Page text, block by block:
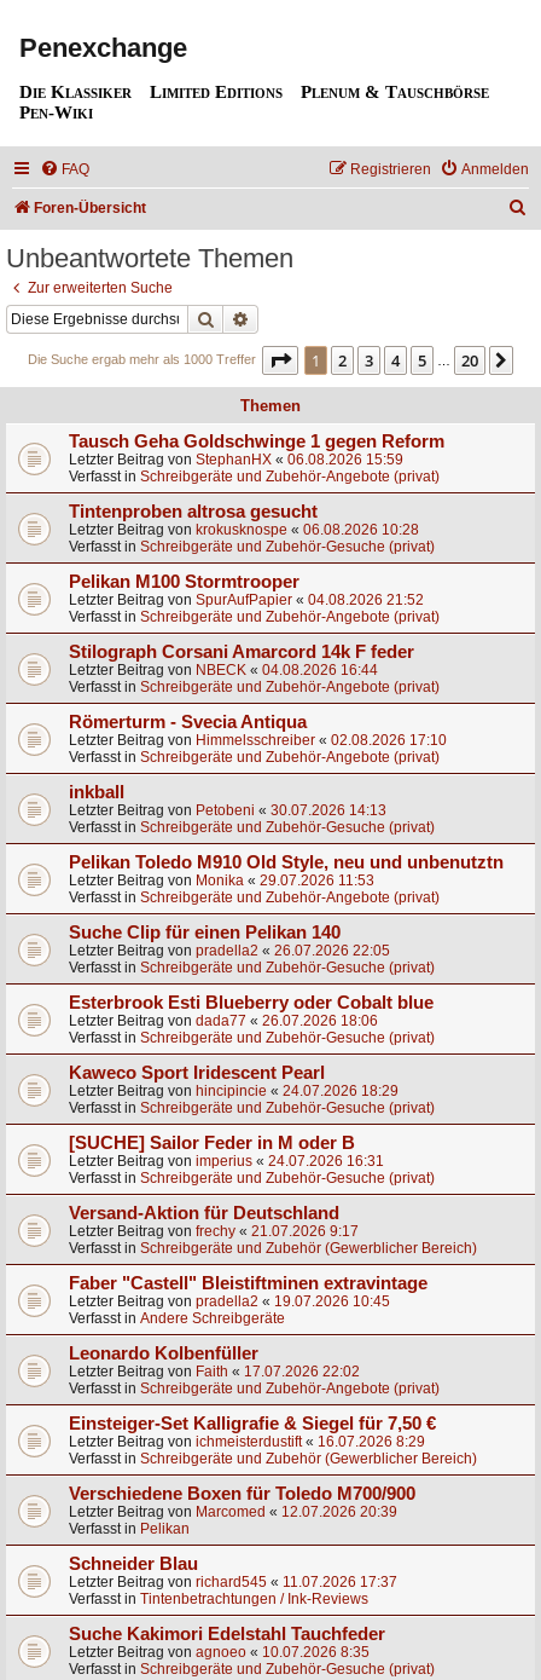
Penexchange
Die Klassiker Limited Editions
Plenum & Tauschbörse
Pen-Wiki
FAQ Anmelden
Registrieren
Foren-Übersicht
Unbeantwortete Themen
Zur erweiterten Suche
Suche
Die Suche ergab mehr als 1000 Treffer Seite 1von 20
1 2 3 4 5 … 20
Themen
Tausch Geha Goldschwinge 1 gegen Reform
Letzter Beitrag von StephanHX « 06.08.2026 15:59
Verfasst in Schreibgeräte und Zubehör-Angebote (privat)
Tintenproben altrosa gesucht
Letzter Beitrag von krokusknospe « 06.08.2026 10:28
Verfasst in Schreibgeräte und Zubehör-Gesuche (privat)
Pelikan M100 Stormtrooper
Letzter Beitrag von SpurAufPapier « 04.08.2026 21:52
Verfasst in Schreibgeräte und Zubehör-Angebote (privat)
Stilograph Corsani Amarcord 14k F feder
Letzter Beitrag von NBECK « 04.08.2026 16:44
Verfasst in Schreibgeräte und Zubehör-Angebote (privat)
Römerturm - Svecia Antiqua
Letzter Beitrag von Himmelsschreiber « 02.08.2026 17:10
Verfasst in Schreibgeräte und Zubehör-Angebote (privat)
inkball
Letzter Beitrag von Petobeni « 30.07.2026 14:13
Verfasst in Schreibgeräte und Zubehör-Gesuche (privat)
Pelikan Toledo M910 Old Style, neu und unbenutztn
Letzter Beitrag von Monika « 29.07.2026 11:53
Verfasst in Schreibgeräte und Zubehör-Angebote (privat)
Suche Clip für einen Pelikan 140
Letzter Beitrag von pradella2 « 26.07.2026 22:05
Verfasst in Schreibgeräte und Zubehör-Gesuche (privat)
Esterbrook Esti Blueberry oder Cobalt blue
Letzter Beitrag von dada77 « 26.07.2026 18:06
Verfasst in Schreibgeräte und Zubehör-Gesuche (privat)
Kaweco Sport Iridescent Pearl
Letzter Beitrag von hincipincie « 24.07.2026 18:29
Verfasst in Schreibgeräte und Zubehör-Gesuche (privat)
[SUCHE] Sailor Feder in M oder B
Letzter Beitrag von imperius « 24.07.2026 16:31
Verfasst in Schreibgeräte und Zubehör-Gesuche (privat)
Versand-Aktion für Deutschland
Letzter Beitrag von frechy « 21.07.2026 9:17
Verfasst in Schreibgeräte und Zubehör (Gewerblicher Bereich)
Faber "Castell" Bleistiftminen extravintage
Letzter Beitrag von pradella2 « 19.07.2026 10:45
Verfasst in Andere Schreibgeräte
Leonardo Kolbenfüller
Letzter Beitrag von Faith « 17.07.2026 22:02
Verfasst in Schreibgeräte und Zubehör-Angebote (privat)
Einsteiger-Set Kalligrafie & Siegel für 7,50 €
Letzter Beitrag von ichmeisterdustift« 16.07.2026 8:29
Verfasst in Schreibgeräte und Zubehör (Gewerblicher Bereich)
Verschiedene Boxen für Toledo M700/900
Letzter Beitrag von Marcomed « 12.07.2026 20:39
Verfasst in Pelikan
Schneider Blau
Letzter Beitrag von richard545 « 11.07.2026 17:37
Verfasst in Tintenbetrachtungen / Ink-Reviews
Suche Kakimori Edelstahl Tauchfeder
Letzter Beitrag von agnoeo « 10.07.2026 8:35
Verfasst in Schreibgeräte und Zubehör-Gesuche (privat)